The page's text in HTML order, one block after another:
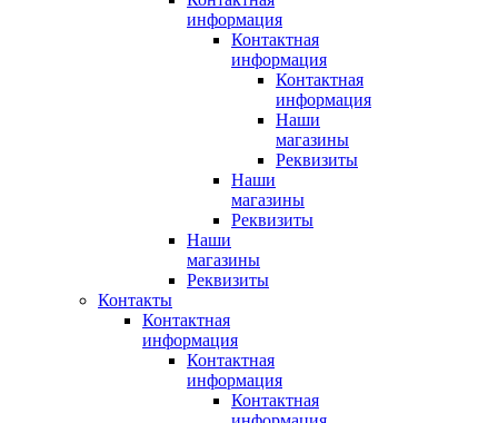
информация
Контактная
информация
Контактная
информация
Наши
магазины
Реквизиты
Наши
магазины
Реквизиты
Наши
магазины
Реквизиты
Контакты
Контактная
информация
Контактная
информация
Контактная